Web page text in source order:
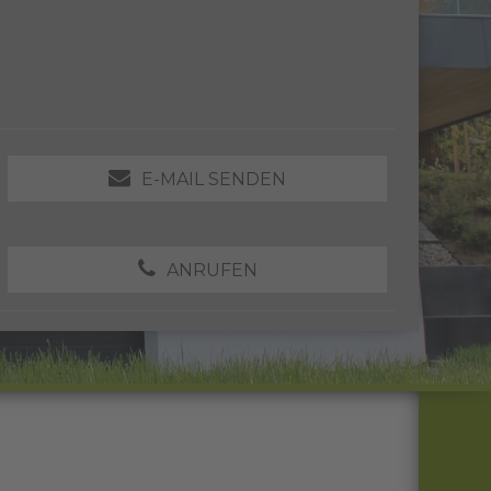
E-MAIL SENDEN
ANRUFEN